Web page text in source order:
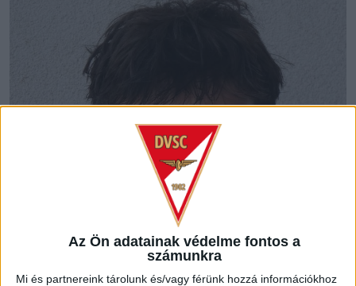
Az Ön adatainak védelme fontos a
számunkra
Mi és partnereink tárolunk és/vagy férünk hozzá információkhoz